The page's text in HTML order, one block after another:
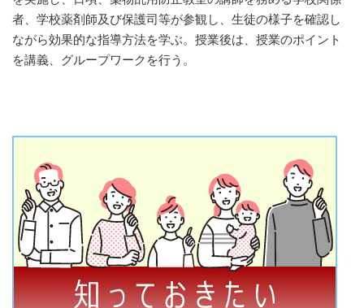
者、学校薬剤師及び保護司等が参観し、生徒の様子を確認し
ながら効果的な指導方法を学ぶ。授業後は、授業のポイント
を講義、グループワークを行う。